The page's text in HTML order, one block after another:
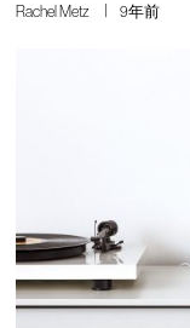
Rachel Metz 9年前